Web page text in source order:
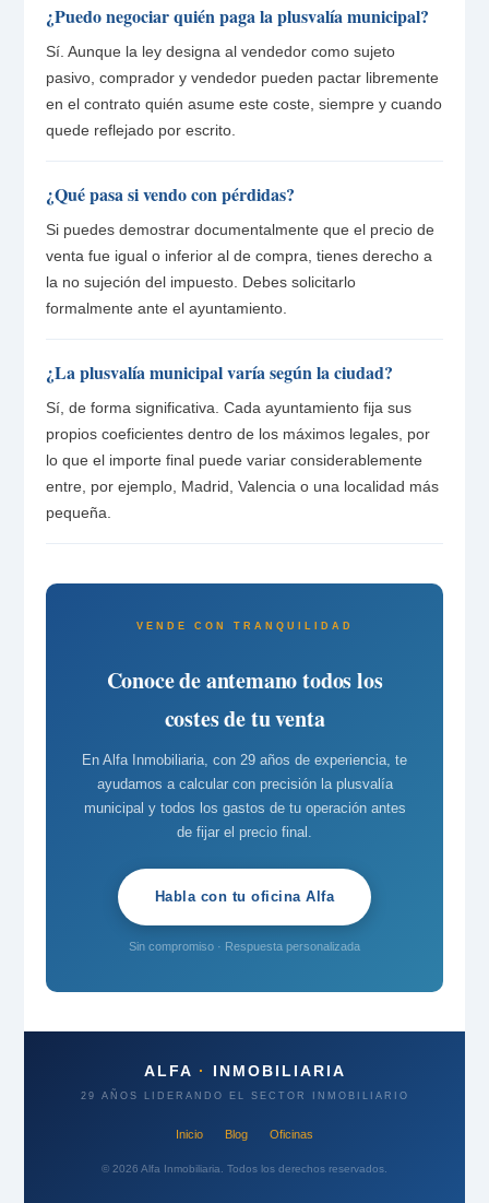
¿Puedo negociar quién paga la plusvalía municipal?
Sí. Aunque la ley designa al vendedor como sujeto
pasivo, comprador y vendedor pueden pactar libremente
en el contrato quién asume este coste, siempre y cuando
quede reflejado por escrito.
¿Qué pasa si vendo con pérdidas?
Si puedes demostrar documentalmente que el precio de
venta fue igual o inferior al de compra, tienes derecho a
la no sujeción del impuesto. Debes solicitarlo
formalmente ante el ayuntamiento.
¿La plusvalía municipal varía según la ciudad?
Sí, de forma significativa. Cada ayuntamiento fija sus
propios coeficientes dentro de los máximos legales, por
lo que el importe final puede variar considerablemente
entre, por ejemplo, Madrid, Valencia o una localidad más
pequeña.
VENDE CON TRANQUILIDAD
Conoce de antemano todos los
costes de tu venta
En Alfa Inmobiliaria, con 29 años de experiencia, te
ayudamos a calcular con precisión la plusvalía
municipal y todos los gastos de tu operación antes
de fijar el precio final.
Habla con tu oficina Alfa
Sin compromiso · Respuesta personalizada
ALFA · INMOBILIARIA
29 AÑOS LIDERANDO EL SECTOR INMOBILIARIO
Inicio Blog Oficinas
© 2026 Alfa Inmobiliaria. Todos los derechos reservados.